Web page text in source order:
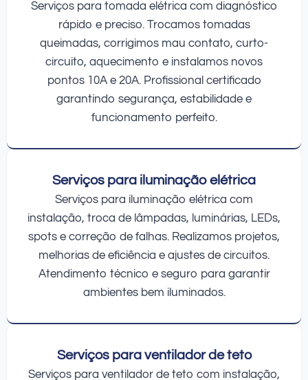
Serviços para tomada elétrica com diagnóstico
rápido e preciso. Trocamos tomadas
queimadas, corrigimos mau contato, curto-
circuito, aquecimento e instalamos novos
pontos 10A e 20A. Profissional certificado
garantindo segurança, estabilidade e
funcionamento perfeito.
Serviços para iluminação elétrica
Serviços para iluminação elétrica com
instalação, troca de lâmpadas, luminárias, LEDs,
spots e correção de falhas. Realizamos projetos,
melhorias de eficiência e ajustes de circuitos.
Atendimento técnico e seguro para garantir
ambientes bem iluminados.
Serviços para ventilador de teto
Serviços para ventilador de teto com instalação,